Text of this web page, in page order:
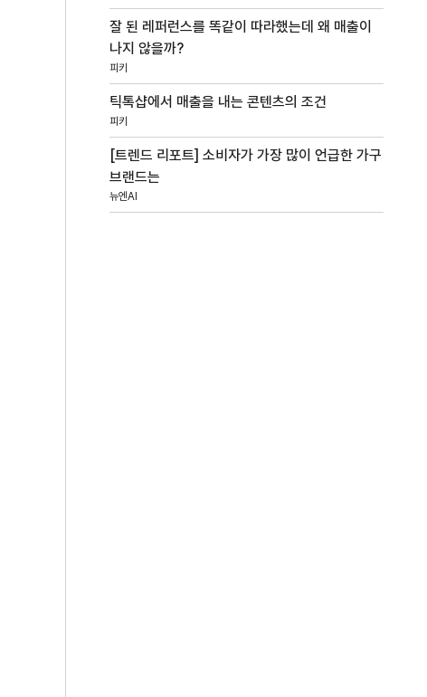
잘 된 레퍼런스를 똑같이 따라했는데 왜 매출이
나지 않을까?
피키
틱톡샵에서 매출을 내는 콘텐츠의 조건
피키
[트렌드 리포트] 소비자가 가장 많이 언급한 가구
브랜드는
뉴엔AI